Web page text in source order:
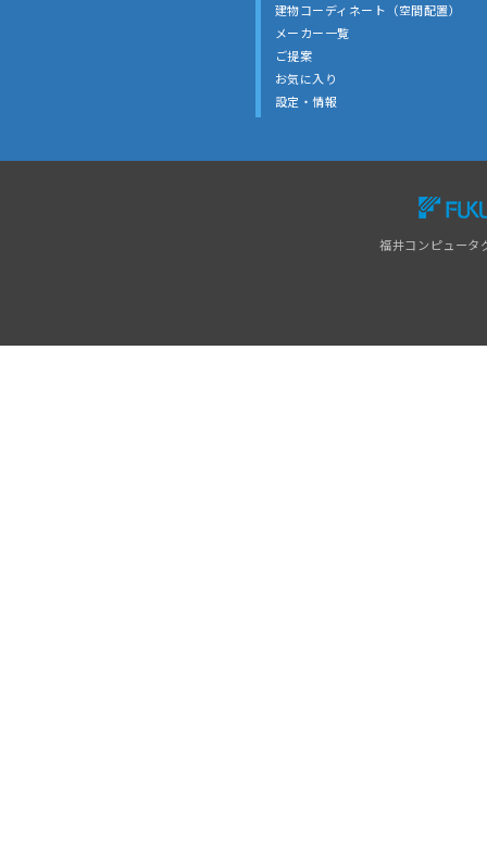
建物コーディネート（空間配置）
メーカー一覧
ご提案
お気に入り
設定・情報
福井コンピュータ